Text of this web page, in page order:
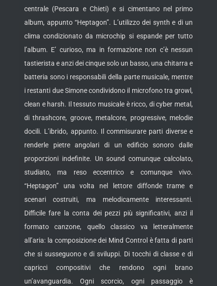
centrale (Pescara e Chieti) e si cimentanonel primo
album, appunto “Heptagon”. L’utilizzo dei synth e di un
clima condizionato da microchip si espande per tutto
l’album. E’ curioso, ma in formazione non c’è nessun
tastierista e anzi dei cinque solo un basso, una chitarra e
batteria sono i responsabili della parte musicale, mentre
i restanti due Simone condividono il microfono tra growl,
clean e harsh. Il tessuto musicale è ricco, di cyber metal,
di thrashcore, groove, metalcore, progressive, melodie
docili. L’ibrido, appunto. Il commisurare parti diverse e
renderle pietre angolari di un edificio sonoro dalle
proporzioni indefinite. Un sound comunque calcolato,
studiato, ma reso eccentrico e comunque vivo.
“Heptagon” una volta nel lettore diffonde trame e
scenari costruiti, ma melodicamente interessanti.
Difficile fare la conta dei pezzi più significativi, anzi il
formato canzone, quello classico va letteralmente
all’aria: la composizione dei Mind Control è fatta di parti
che si susseguono e di sviluppi. Di tocchi di classe e di
capricci compositivi che rendono ogni brano
un’avanguardia. Ogni scorcio, ogni passaggio è